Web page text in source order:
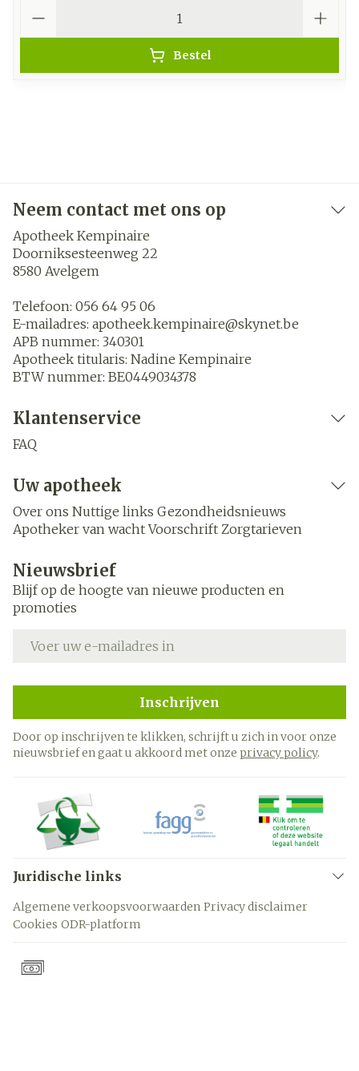
Bestel
Neem contact met ons op
Apotheek Kempinaire
Doorniksesteenweg 22
8580 Avelgem
Telefoon: 056 64 95 06
E-mailadres: apotheek.kempinaire@skynet.be
APB nummer: 340301
Apotheek titularis: Nadine Kempinaire
BTW nummer: BE0449034378
Klantenservice
FAQ
Uw apotheek
Over ons Nuttige links Gezondheidsnieuws
Apotheker van wacht Voorschrift Zorgtarieven
Nieuwsbrief
Blijf op de hoogte van nieuwe producten en
promoties
Inschrijven
Door op inschrijven te klikken, schrijft u zich in voor onze
nieuwsbrief en gaat u akkoord met onze privacy policy.
Juridische links
Algemene verkoopsvoorwaarden Privacy disclaimer
Cookies ODR-platform